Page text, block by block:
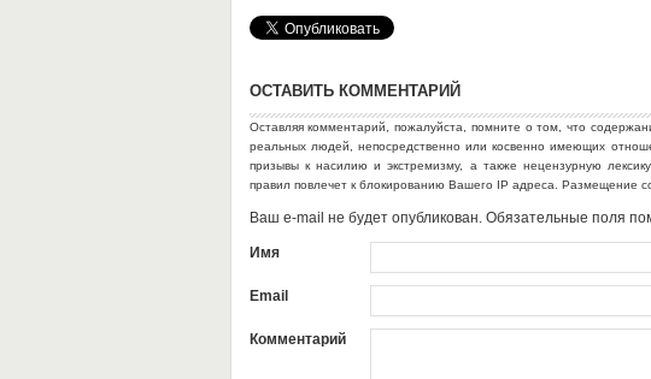
ОСТАВИТЬ КОММЕНТАРИЙ
Оставляя комментарий, пожалуйста, помните о том, что
реальных людей, непосредственно или косвенно имеющих
призывы к насилию и экстремизму, а также нецензурную
правил повлечет к блокированию Вашего IP адреса. Размещение
Ваш e-mail не будет опубликован. Обязательные поля
Имя
Email
Комментарий